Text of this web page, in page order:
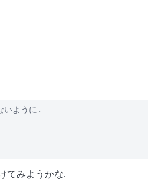
ように.
てみようかな.